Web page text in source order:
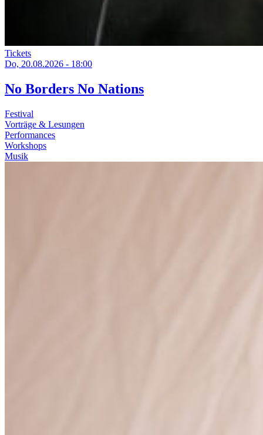
Tickets
Do, 20.08.2026 - 18:00
No Borders No Nations
Festival
Vorträge & Lesungen
Performances
Workshops
Musik